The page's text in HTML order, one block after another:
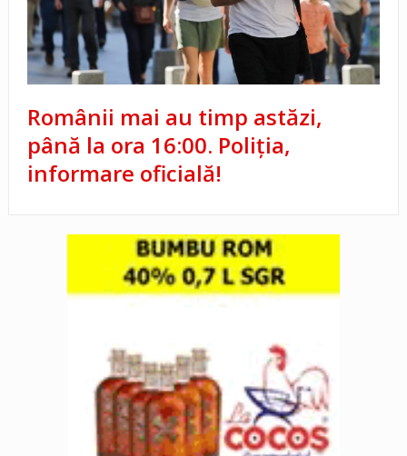
Românii mai au timp astăzi,
până la ora 16:00. Poliția,
informare oficială!